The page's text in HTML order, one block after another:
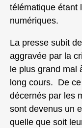
télématique étant
numériques.
La presse subit
aggravée par la
le plus grand mal
long cours. De
décernés par les
sont devenus un
quelle que soit